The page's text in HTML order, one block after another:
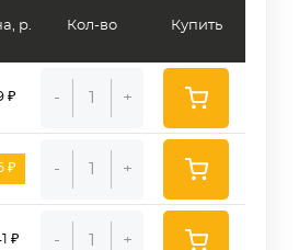
р.
₽
₽
₽
Кол-во
- +
- +
- +
Купить